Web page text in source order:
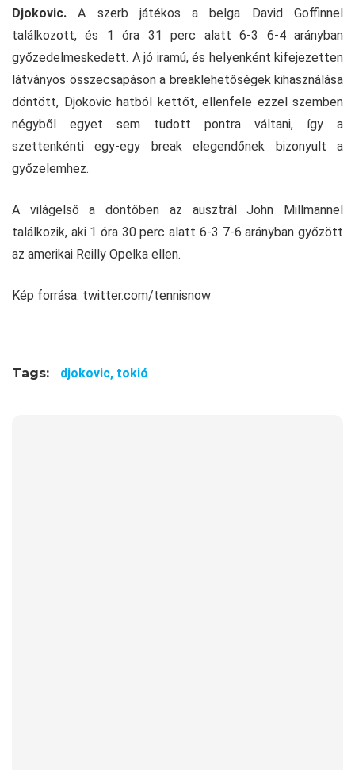
Djokovic.
A szerb játékos a belga David Goffinnel
találkozott, és 1 óra 31 perc alatt 6-3 6-4 arányban
győzedelmeskedett. A jó iramú, és helyenként kifejezetten
látványos összecsapáson a breaklehetőségek kihasználása
döntött, Djokovic hatból kettőt, ellenfele ezzel szemben
négyből egyet sem tudott pontra váltani, így a
szettenkénti egy-egy break elegendőnek bizonyult a
győzelemhez.
A világelső a döntőben az ausztrál John Millmannel
találkozik, aki 1 óra 30 perc alatt 6-3 7-6 arányban győzött
az amerikai Reilly Opelka ellen.
Kép forrása: twitter.com/tennisnow
Tags: djokovic, tokió